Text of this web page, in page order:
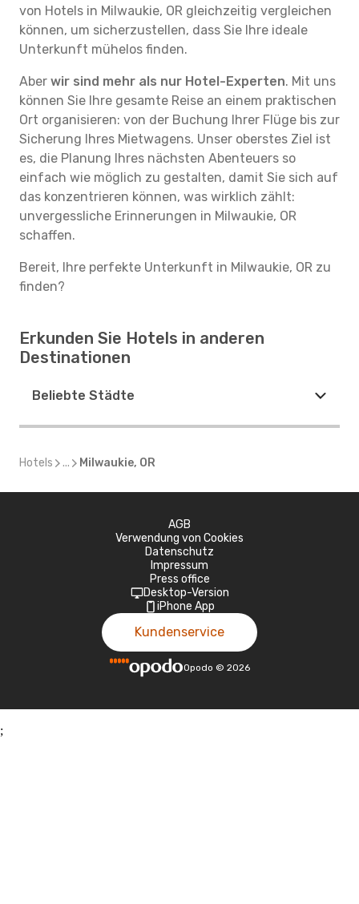
von Hotels in Milwaukie, OR gleichzeitig vergleichen
können, um sicherzustellen, dass Sie Ihre ideale
Unterkunft mühelos finden.
Aber wir sind mehr als nur Hotel-Experten. Mit uns
können Sie Ihre gesamte Reise an einem praktischen
Ort organisieren: von der Buchung Ihrer Flüge bis zur
Sicherung Ihres Mietwagens. Unser oberstes Ziel ist
es, die Planung Ihres nächsten Abenteuers so
einfach wie möglich zu gestalten, damit Sie sich auf
das konzentrieren können, was wirklich zählt:
unvergessliche Erinnerungen in Milwaukie, OR
schaffen.
Bereit, Ihre perfekte Unterkunft in Milwaukie, OR zu
finden?
Erkunden Sie Hotels in anderen
Destinationen
Beliebte Städte
Hotels ... Milwaukie, OR
AGB
Verwendung von Cookies
Datenschutz
Impressum
Press office
Desktop-Version
iPhone App
Kundenservice
Opodo © 2026
;